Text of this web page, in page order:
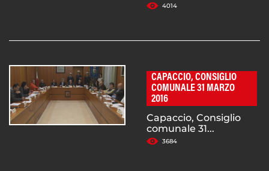
4014
CAPACCIO, CONSIGLIO
COMUNALE 31 MARZO
2016
Capaccio, Consiglio
comunale 31...
3684